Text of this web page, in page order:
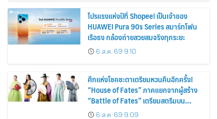
โปรแรงแห่งปีที่ Shopee! เป็นเจ้าของ
HUAWEI Pura 90s Series สมาร์ทโฟน
เรือธง กล้องถ่ายสวยสมจริงทุกระยะ
6 ส.ค. 69 9:10
ศึกแห่งโชคชะตาเตรียมหวนคืนอีกครั้ง!
“House of Fates” ภาคแยกจากผู้สร้าง
“Battle of Fates” เตรียมสตรีมบน
Disney+ ที่นี่ที่เดียว
6 ส.ค. 69 9:09